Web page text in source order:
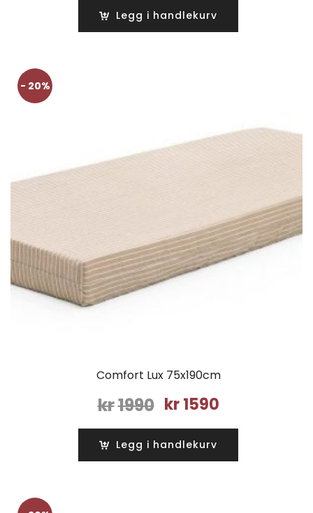
var:
kr1890. kr1510.
Legg i handlekurv
- 20%
Comfort Lux 75x190cm
kr1990
Opprinnelig
var:
kr1990.
kr 1590Nåværende
kr1590.
Legg i handlekurv